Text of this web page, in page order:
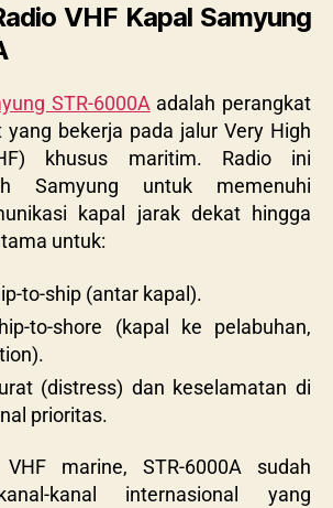
VHF Kapal Samyung
STR-6000A adalah perangkat
yang bekerja pada jalur Very High
khusus maritim. Radio ini
Samyung untuk memenuhi
kapal jarak dekat hingga
untuk:
to-ship (antar kapal).
to-shore (kapal ke pelabuhan,
(distress) dan keselamatan di
prioritas.
marine, STR-6000A sudah
kanal internasional yang